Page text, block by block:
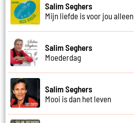
Salim Seghers
Mijn liefde is voor jou alleen
Salim Seghers
Moederdag
Salim Seghers
Mooi is dan het leven